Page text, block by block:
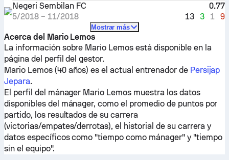
Negeri Sembilan FC
0.77
5/2018– 11/2018 13 3 1 9
Mostrar más
Acerca del Mario Lemos
La información sobre Mario Lemos está disponible en la
página del perfil del gestor.
Mario Lemos (40 años) es el actual entrenador de Persijap
Jepara.
El perfil del mánager Mario Lemos muestra los datos
disponibles del mánager, como el promedio de puntos por
partido, los resultados de su carrera
(victorias/empates/derrotas), el historial de su carrera y
datos específicos como "tiempo como mánager" y "tiempo
sin el equipo".